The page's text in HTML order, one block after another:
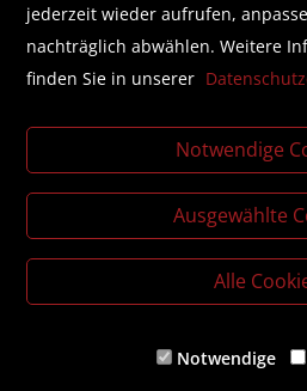
Literatur beschaffen mit der
Individualisierte, unkomplizierte
und Zeitschriftenbeschaffung in
Literaturlisten für
Gemeinsame Angebotserstellung
Zusammenarbeit mit
jederzeit wieder aufrufen,
nachträglich abwählen. Weitere
finden Sie in unserer
Notwendige
Ausgewählte
Alle
Notwendige